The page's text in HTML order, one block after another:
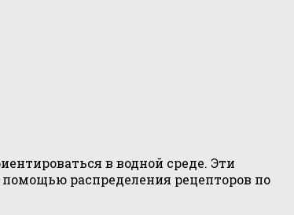
в водной среде. Эти
распределения рецепторов по